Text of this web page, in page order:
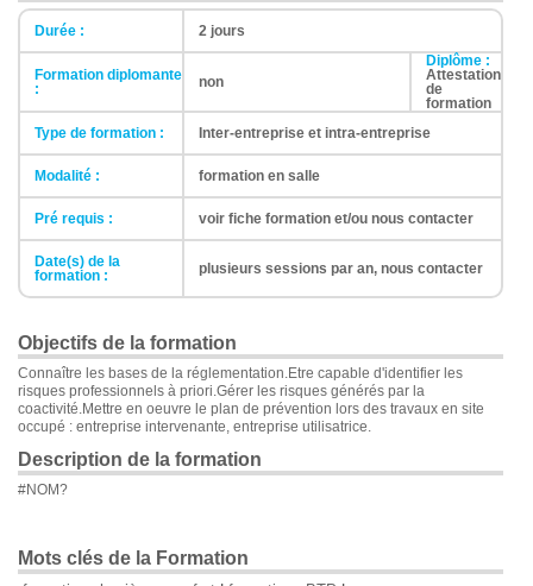
Durée : 2 jours
Formation diplomante
:
non
Diplôme :
Attestation
de
formation
Type de formation :
Inter-entreprise et intra-entreprise
Modalité : formation en salle
Pré requis : voir fiche formation et/ou nous contacter
Date(s) de la
formation :
plusieurs sessions par an, nous contacter
Objectifs de la formation
Connaître les bases de la réglementation.Etre capable d'identifier les
risques professionnels à priori.Gérer les risques générés par la
coactivité.Mettre en oeuvre le plan de prévention lors des travaux en site
occupé : entreprise intervenante, entreprise utilisatrice.
Description de la formation
#NOM?
Mots clés de la Formation